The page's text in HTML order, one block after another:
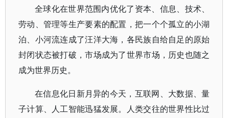
全球化在世界范围内优化了资本、信息、技术、
劳动、管理等生产要素的配置，把一个个孤立的小湖
泊、小河流连成了汪洋大海，各民族自给自足的原始
封闭状态被打破，市场成为了世界市场，历史也随之
成为世界历史。
在信息化日新月异的今天，互联网、大数据、量
子计算、人工智能迅猛发展。人类交往的世界性比过